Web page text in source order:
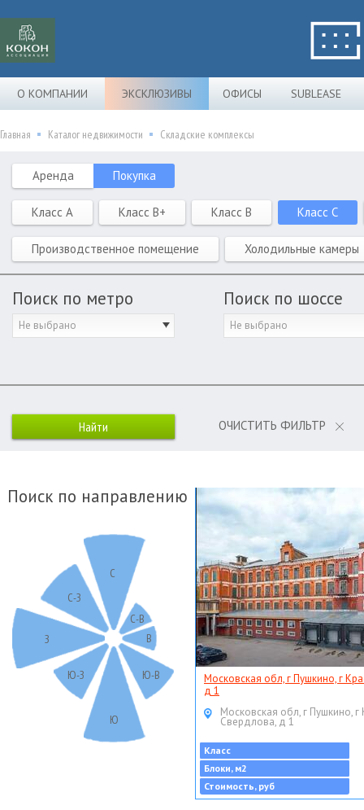
О КОМПАНИИ ЭКСКЛЮЗИВЫ ОФИСЫ SUBLEASE
Главная Каталог недвижимости Складские комплексы
Аренда Покупка
Класс A Класс B+ Класс B Класс C
Производственное помещение Холодильные камеры
Поиск по метро
Не выбрано
Поиск по шоссе
Не выбрано
ОЧИСТИТЬ ФИЛЬТР
Поиск по направлению
С
С-В
В
Ю-В
Ю
Ю-З
З
С-З
Московская обл, г Пушкино, г
д 1
Московская обл, г Пушкино, г
Свердлова, д 1
Класс
Блоки, м2
Стоимость, руб